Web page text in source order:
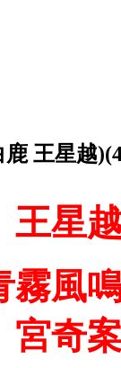
王星越
王星
霧風
宮奇